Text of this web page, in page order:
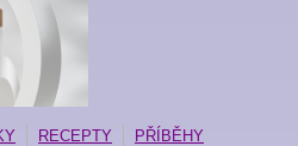
RECEPTY PŘÍBĚHY